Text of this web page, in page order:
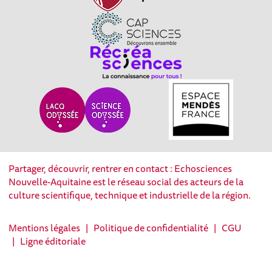
Partager, découvrir, rentrer en contact : Echosciences
Nouvelle-Aquitaine est le réseau social des acteurs de la
culture scientifique, technique et industrielle de la région.
Mentions légales | Politique de confidentialité | CGU
| Ligne éditoriale